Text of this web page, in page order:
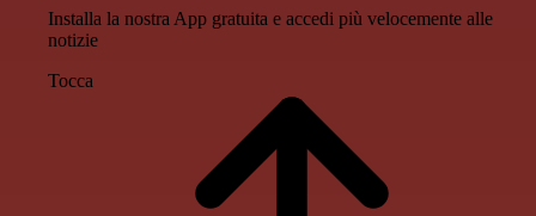
Installa la nostra App gratuita e accedi più velocemente alle
notizie
Tocca